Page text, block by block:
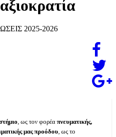
2025-2026
, ως τον φορέα πνευματικής,
μας προόδου, ως το